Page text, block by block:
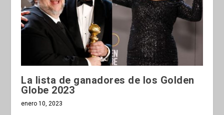
La lista de ganadores de los Golden
Globe 2023
enero 10, 2023